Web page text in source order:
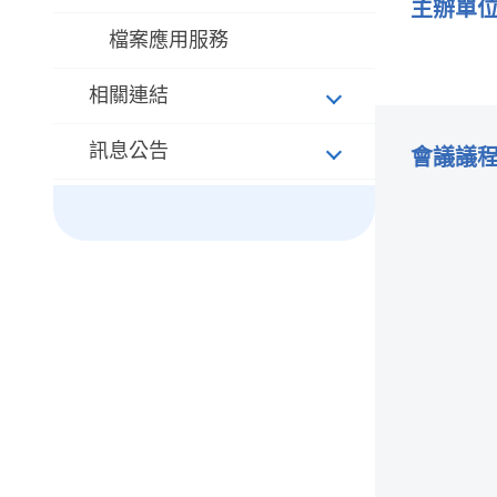
檔案應用服務
相關連結
訊息公告
主辦單
會議議